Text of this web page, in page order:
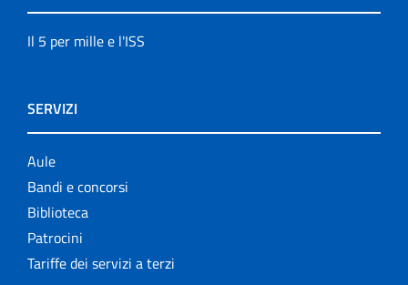
Il 5 per mille e l'ISS
SERVIZI
Aule
Bandi e concorsi
Biblioteca
Patrocini
Tariffe dei servizi a terzi